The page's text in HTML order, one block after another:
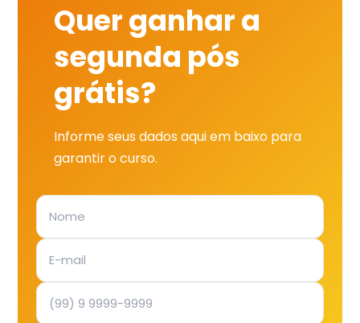
Quer ganhar a
segunda pós
grátis?
Informe seus dados aqui em baixo para
garantir o curso.